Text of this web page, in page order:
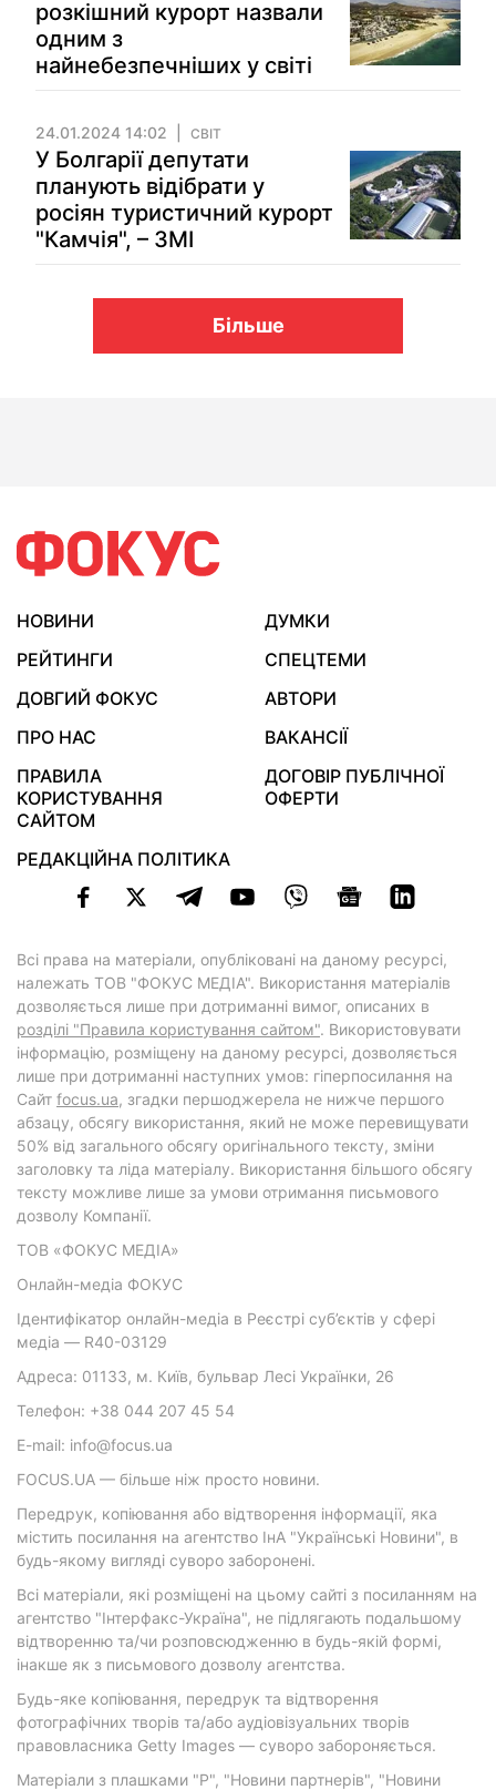
розкішний курорт назвали
одним з
найнебезпечніших у світі
24.01.2024 14:02 СВІТ
У Болгарії депутати
планують відібрати у
росіян туристичний курорт
"Камчія", – ЗМІ
Більше
НОВИНИ
ДУМКИ
РЕЙТИНГИ
СПЕЦТЕМИ
ДОВГИЙ ФОКУС
АВТОРИ
ПРО НАС
ВАКАНСІЇ
ПРАВИЛА
КОРИСТУВАННЯ
САЙТОМ
ДОГОВІР ПУБЛІЧНОЇ
ОФЕРТИ
РЕДАКЦІЙНА ПОЛІТИКА
Всі права на матеріали, опубліковані на даному ресурсі,
належать ТОВ "ФОКУС МЕДІА". Використання матеріалів
дозволяється лише при дотриманні вимог, описаних в
розділі "Правила користування сайтом". Використовувати
інформацію, розміщену на даному ресурсі, дозволяється
лише при дотриманні наступних умов: гіперпосилання на
Cайт focus.ua, згадки першоджерела не нижче першого
абзацу, обсягу використання, який не може перевищувати
50% від загального обсягу оригінального тексту, зміни
заголовку та ліда матеріалу. Використання більшого обсягу
тексту можливе лише за умови отримання письмового
дозволу Компанії.
ТОВ «ФОКУС МЕДІА»
Онлайн-медіа ФОКУС
Ідентифікатор онлайн-медіа в Реєстрі суб’єктів у сфері
медіа — R40-03129
Адреса: 01133, м. Київ, бульвар Лесі Українки, 26
Телефон: +38 044 207 45 54
E-mail: info@focus.ua
FOCUS.UA — більше ніж просто новини.
Передрук, копіювання або відтворення інформації, яка
містить посилання на агентство ІнА "Українські Новини", в
будь-якому вигляді суворо заборонені.
Всі матеріали, які розміщені на цьому сайті з посиланням на
агентство "Інтерфакс-Україна", не підлягають подальшому
відтворенню та/чи розповсюдженню в будь-якій формі,
інакше як з письмового дозволу агентства.
Будь-яке копіювання, передрук та відтворення
фотографічних творів та/або аудіовізуальних творів
правовласника Getty Images — суворо забороняється.
Матеріали з плашками "Р", "Новини партнерів", "Новини